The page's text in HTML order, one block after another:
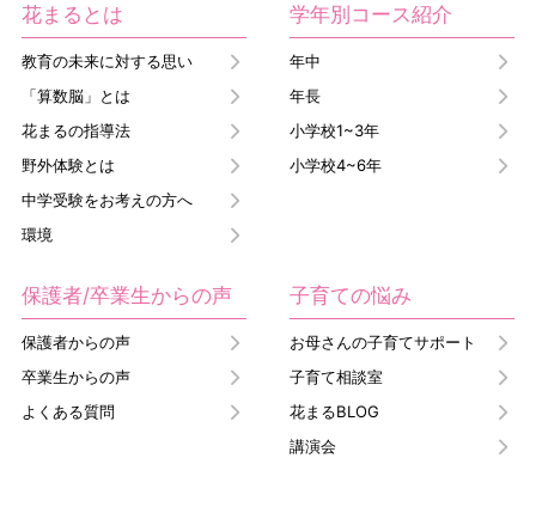
花まるとは
教育の未来に対する思い
「算数脳」とは
花まるの指導法
野外体験とは
中学受験をお考えの方へ
環境
学年別コース紹介
年中
年長
小学校1~3年
小学校4~6年
保護者/卒業生からの声
保護者からの声
卒業生からの声
よくある質問
子育ての悩み
お母さんの子育てサポート
子育て相談室
花まるBLOG
講演会